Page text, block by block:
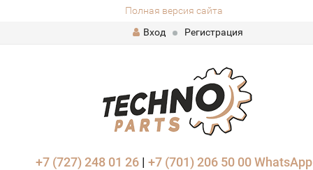
Полная версия сайта
Вход
Регистрация
+7 (727) 248 01 26| +7 (701) 206 50 00 WhatsApp